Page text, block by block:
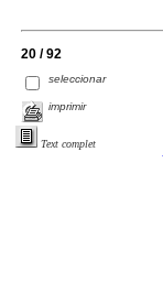
20 / 92
seleccionar
imprimir
Text complet